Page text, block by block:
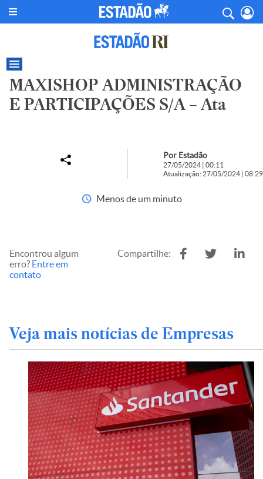
MAXISHOP ADMINISTRAÇÃO
E PARTICIPAÇÕES S/A – Ata
Por Estadão
27/05/2024 | 00:11
Atualização: 27/05/2024 | 08:29
Menos de um minuto
Encontrou algum
erro? Entre em
contato
Compartilhe:
Veja mais notícias de Empresas